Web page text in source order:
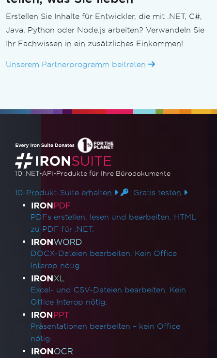
Erstellen Sie Inhalte für Entwickler, die mit .NET, C#,
Java, Python oder Node.js arbeiten? Verwandeln Sie
Ihr Fachwissen in ein zusätzliches Einkommen!
Unserem Partnerprogramm beitreten
10 .NET-API-Produkte für Ihre Bürodokumente
10-Produkt-Suite erhalten Gratis testen
Produktlinks
PDFs erstellen, lesen und bearbeiten. HTML
zu PDF für .NET.
DOCX-Dateien bearbeiten. Kein Office
Interop nötig.
Excel- und CSV-Dateien bearbeiten. Kein
Office Interop nötig.
Präsentationen bearbeiten – kein Office
nötig